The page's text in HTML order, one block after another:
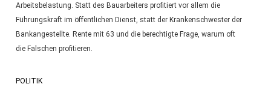
Arbeitsbelastung. Statt des Bauarbeiters profitiert vor allem die
Führungskraft im öffentlichen Dienst, statt der Krankenschwester der
Bankangestellte. Rente mit 63 und die berechtigte Frage, warum oft
die Falschen profitieren.
POLITIK